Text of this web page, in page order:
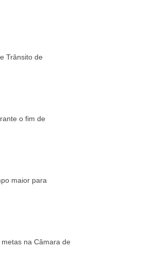
Trânsito de
o fim de
maior para
na Câmara de